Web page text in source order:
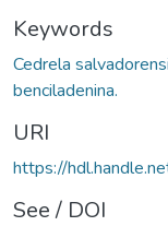
Keywords
Cedrela
benciladenina.
URI
https://
See / DOI